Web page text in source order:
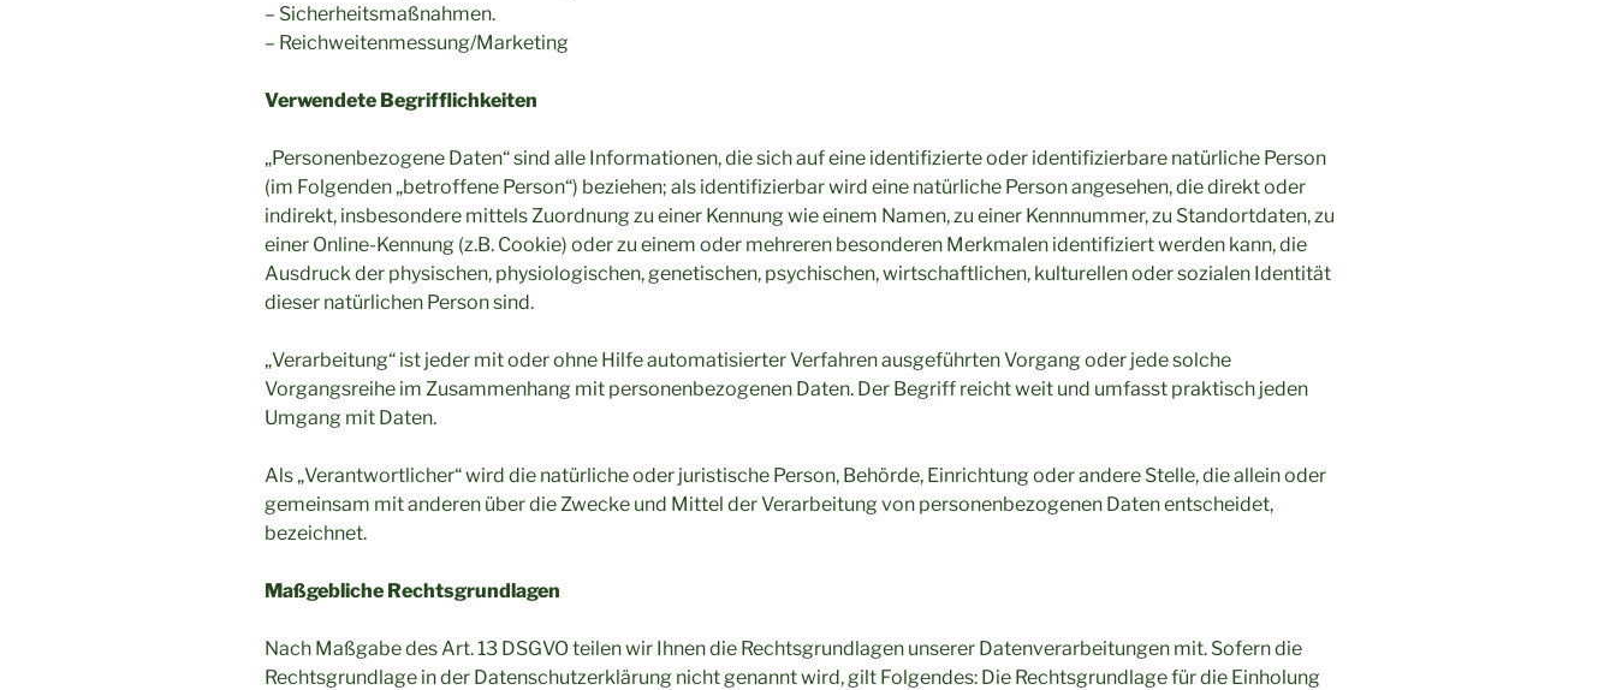
– Sicherheitsmaßnahmen.
– Reichweitenmessung/Marketing
Verwendete Begrifflichkeiten
„Personenbezogene Daten“ sind alle Informationen, die sich auf eine identifizierte oder identifizierbare natürliche Person
(im Folgenden „betroffene Person“) beziehen; als identifizierbar wird eine natürliche Person angesehen, die direkt oder
indirekt, insbesondere mittels Zuordnung zu einer Kennung wie einem Namen, zu einer Kennnummer, zu Standortdaten, zu
einer Online-Kennung (z.B. Cookie) oder zu einem oder mehreren besonderen Merkmalen identifiziert werden kann, die
Ausdruck der physischen, physiologischen, genetischen, psychischen, wirtschaftlichen, kulturellen oder sozialen Identität
dieser natürlichen Person sind.
„Verarbeitung“ ist jeder mit oder ohne Hilfe automatisierter Verfahren ausgeführten Vorgang oder jede solche
Vorgangsreihe im Zusammenhang mit personenbezogenen Daten. Der Begriff reicht weit und umfasst praktisch jeden
Umgang mit Daten.
Als „Verantwortlicher“ wird die natürliche oder juristische Person, Behörde, Einrichtung oder andere Stelle, die allein oder
gemeinsam mit anderen über die Zwecke und Mittel der Verarbeitung von personenbezogenen Daten entscheidet,
bezeichnet.
Maßgebliche Rechtsgrundlagen
Nach Maßgabe des Art. 13 DSGVO teilen wir Ihnen die Rechtsgrundlagen unserer Datenverarbeitungen mit. Sofern die
Rechtsgrundlage in der Datenschutzerklärung nicht genannt wird, gilt Folgendes: Die Rechtsgrundlage für die Einholung